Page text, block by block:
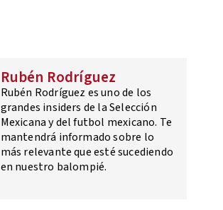
Rubén Rodríguez
Rubén Rodríguez es uno de los
grandes insiders de la Selección
Mexicana y del futbol mexicano. Te
mantendrá informado sobre lo
más relevante que esté sucediendo
en nuestro balompié.